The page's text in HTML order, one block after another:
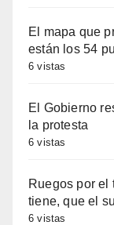
El mapa que
están los 54
6 vistas
El Gobierno
la protesta
6 vistas
Ruegos por el
tiene, que el
6 vistas